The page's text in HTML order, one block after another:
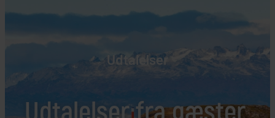
Udtalelser